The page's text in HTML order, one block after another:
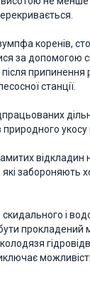
коренів,
за допомогою
після припинення
станції.
укосу
відкладин
забороняють
і
прокладений